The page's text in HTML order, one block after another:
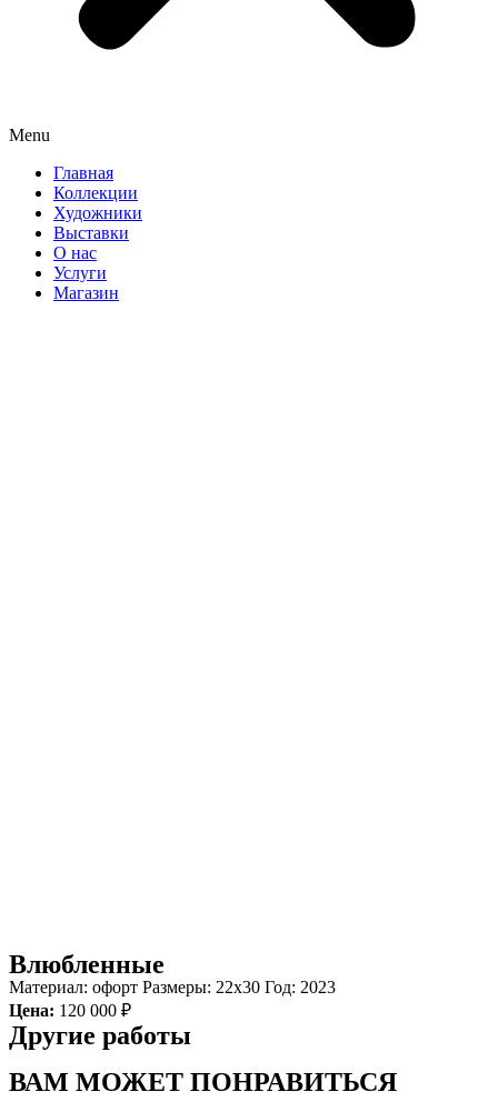
Menu
Главная
Коллекции
Художники
Выставки
О нас
Услуги
Магазин
Влюбленные
Материал: офорт Размеры: 22х30 Год: 2023
Цена: 120 000 ₽
Другие работы
ВАМ МОЖЕТ ПОНРАВИТЬСЯ